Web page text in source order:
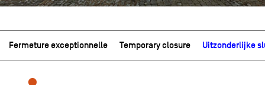
Fermeture exceptionnelle Temporary closure Uitzonderlijke